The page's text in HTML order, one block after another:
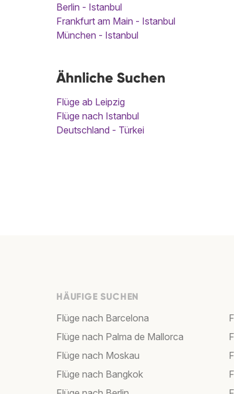
Berlin - Istanbul
Frankfurt am Main - Istanbul
München - Istanbul
Ähnliche Suchen
Flüge ab Leipzig
Flüge nach Istanbul
Deutschland - Türkei
HÄUFIGE SUCHEN
Flüge nach Barcelona
Flüge nach Palma de Mallorca
Flüge nach Moskau
Flüge nach Bangkok